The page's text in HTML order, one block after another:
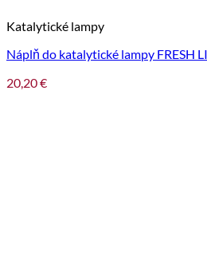
Katalytické lampy
Náplň do katalytické lampy FRESH
20,20€